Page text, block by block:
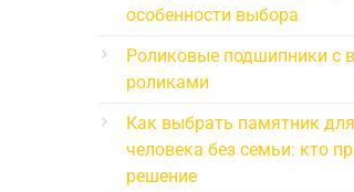
особенности выбора
Роликовые подшипники с
роликами
Как выбрать памятник для
человека без семьи: кто
решение